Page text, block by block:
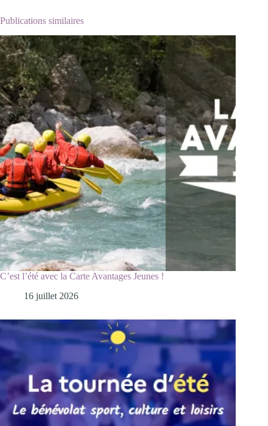
Publications similaires
C’est l’été avec la Carte Avantages Jeunes !
16 juillet 2026